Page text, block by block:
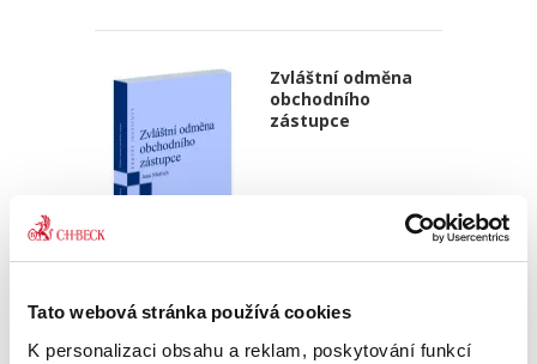
Tato webová stránka používá cookies
K personalizaci obsahu a reklam, poskytování funkcí
Zvláštní odměna
obchodního
zástupce
350,00 Kč